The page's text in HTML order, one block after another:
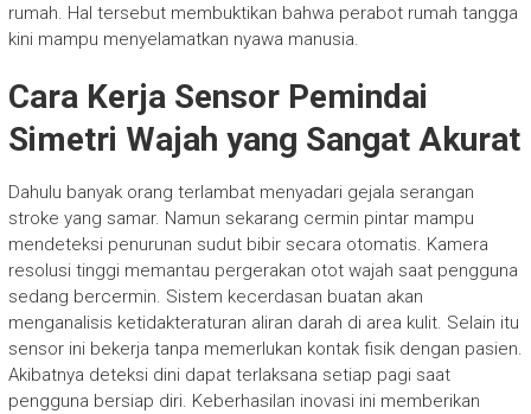
rumah. Hal tersebut membuktikan bahwa perabot rumah tangga
kini mampu menyelamatkan nyawa manusia.
Cara Kerja Sensor Pemindai
Simetri Wajah yang Sangat Akurat
Dahulu banyak orang terlambat menyadari gejala serangan
stroke yang samar. Namun sekarang cermin pintar mampu
mendeteksi penurunan sudut bibir secara otomatis. Kamera
resolusi tinggi memantau pergerakan otot wajah saat pengguna
sedang bercermin. Sistem kecerdasan buatan akan
menganalisis ketidakteraturan aliran darah di area kulit. Selain itu
sensor ini bekerja tanpa memerlukan kontak fisik dengan pasien.
Akibatnya deteksi dini dapat terlaksana setiap pagi saat
pengguna bersiap diri. Keberhasilan inovasi ini memberikan